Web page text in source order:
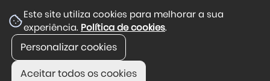
Este site utiliza cookies para melhorar a sua
experiência. Política de cookies.
Personalizar cookies
Aceitar todos os cookies